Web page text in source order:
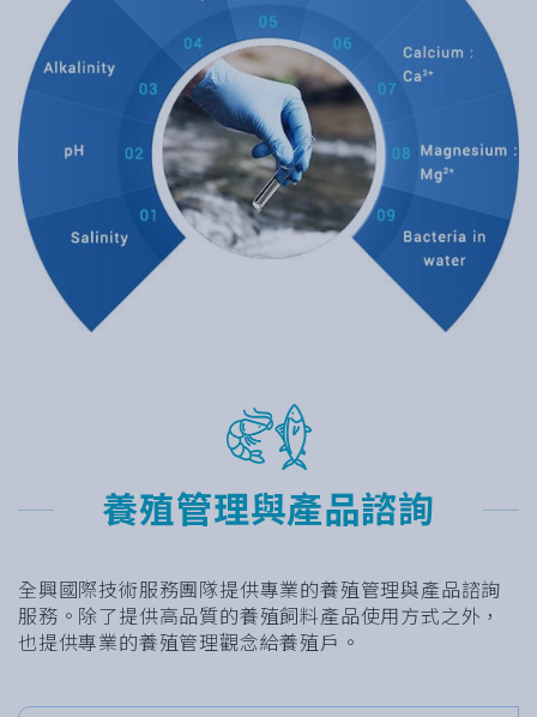
養殖管理與產品諮詢
全興國際技術服務團隊提供專業的養殖管理與產品諮詢
服務。除了提供高品質的養殖飼料產品使用方式之外，
也提供專業的養殖管理觀念給養殖戶。